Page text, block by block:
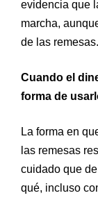
evidencia que
marcha,
de las remesas.
Cuando el
forma de
La forma en
las remesas
cuidado que
qué, incluso